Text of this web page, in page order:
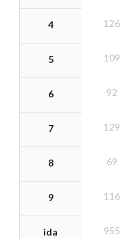
4
5
6
7
8
9
ida
126
109
92
129
69
116
955